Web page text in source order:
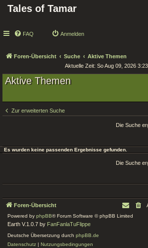
Tales of Tamar
FAQ Anmelden
Foren-Übersicht Suche Aktive Themen
Aktuelle Zeit: So Aug 09, 2026
Aktive Themen
Zur erweiterten Suche
Die Suche
Es wurden keine passenden Ergebnisse gefunden.
Die Suche
Foren-Übersicht
Powered by phpBB® Forum Software © phpBB Limited
Earth V.1.0.7 by FanFanlaTuFlippe
Deutsche Übersetzung durch phpBB.de
Datenschutz | Nutzungsbedingungen